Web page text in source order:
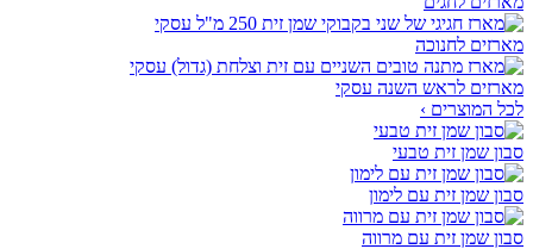
מארזים לחנוכה
מארזים לראש השנה עסקי
לכל המוצרים ›
סבון שמן זית טבעי
סבון שמן זית עם לימון
סבון שמן זית עם מרווה